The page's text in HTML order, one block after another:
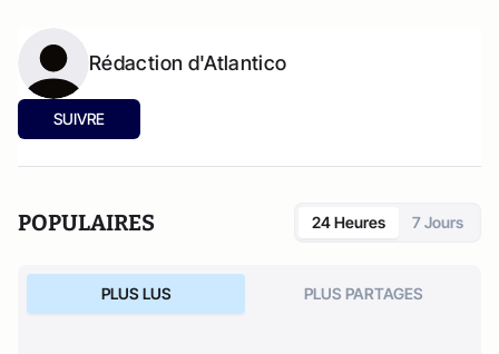
Rédaction d'Atlantico
SUIVRE
POPULAIRES 24 Heures 7 Jours
PLUS LUS PLUS PARTAGES